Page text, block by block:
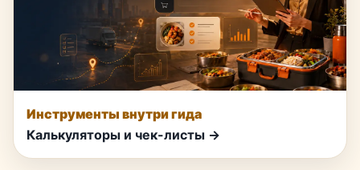
Инструменты внутри гида
Калькуляторы и чек-листы →